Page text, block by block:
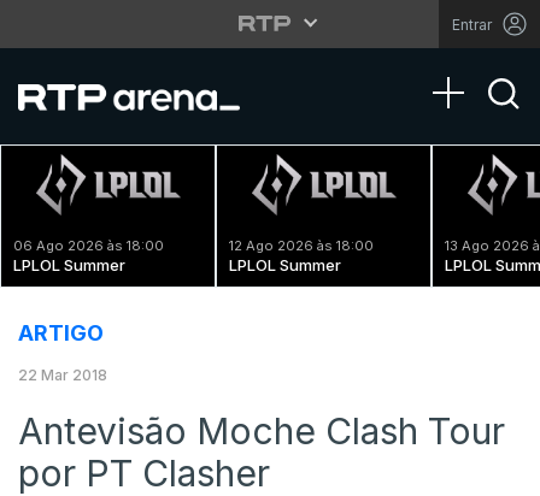
Entrar
Toggle
06 Ago 2026 às 18:00
LPLOL Summer
12 Ago 2026 às 18:00
LPLOL Summer
13 Ago 2026
LPLOL
ARTIGO
22 Mar 2018
Antevisão Moche Clash Tour
por PT Clasher